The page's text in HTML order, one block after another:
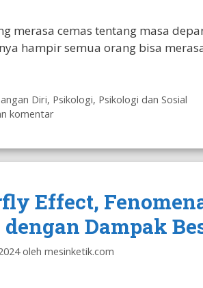
merasa cemas tentang masa
hampir semua orang bisa
Diri, Psikologi, Psikologi dan Sosial
komentar
Effect,
Dampak
oleh mesinketik.com